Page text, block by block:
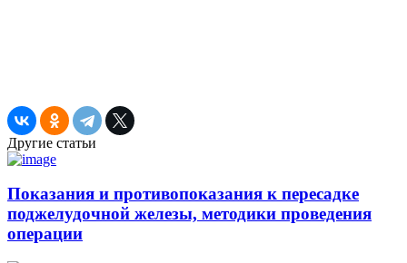
Другие статьи
Показания и противопоказания к пересадке
поджелудочной железы, методики проведения
операции